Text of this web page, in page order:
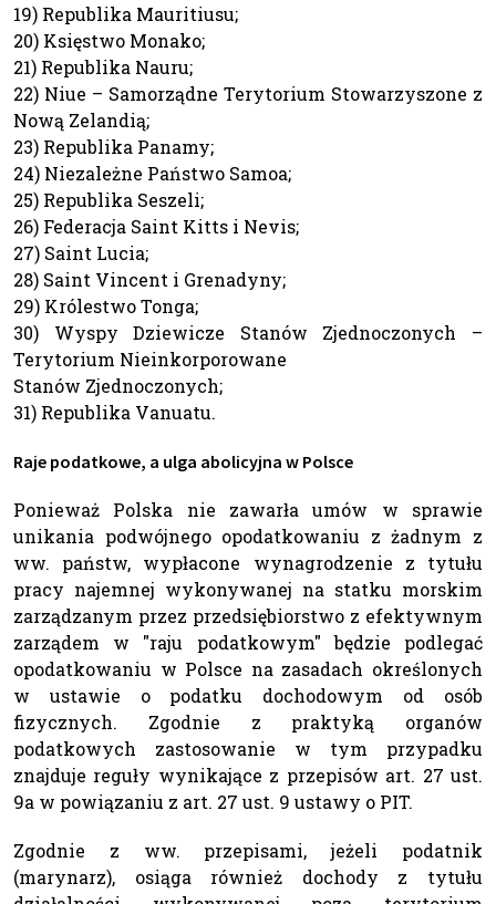
19) Republika Mauritiusu;
20) Księstwo Monako;
21) Republika Nauru;
22) Niue – Samorządne Terytorium Stowarzyszone z
Nową Zelandią;
23) Republika Panamy;
24) Niezależne Państwo Samoa;
25) Republika Seszeli;
26) Federacja Saint Kitts i Nevis;
27) Saint Lucia;
28) Saint Vincent i Grenadyny;
29) Królestwo Tonga;
30) Wyspy Dziewicze Stanów Zjednoczonych –
Terytorium Nieinkorporowane
Stanów Zjednoczonych;
31) Republika Vanuatu.
Raje podatkowe, a ulga abolicyjna w Polsce
Ponieważ Polska nie zawarła umów w sprawie
unikania podwójnego opodatkowaniu z żadnym z
ww. państw, wypłacone wynagrodzenie z tytułu
pracy najemnej wykonywanej na statku morskim
zarządzanym przez przedsiębiorstwo z efektywnym
zarządem w "raju podatkowym" będzie podlegać
opodatkowaniu w Polsce na zasadach określonych
w ustawie o podatku dochodowym od osób
fizycznych. Zgodnie z praktyką organów
podatkowych zastosowanie w tym przypadku
znajduje reguły wynikające z przepisów art. 27 ust.
9a w powiązaniu z art. 27 ust. 9 ustawy o PIT.
Zgodnie z ww. przepisami, jeżeli podatnik
(marynarz), osiąga również dochody z tytułu